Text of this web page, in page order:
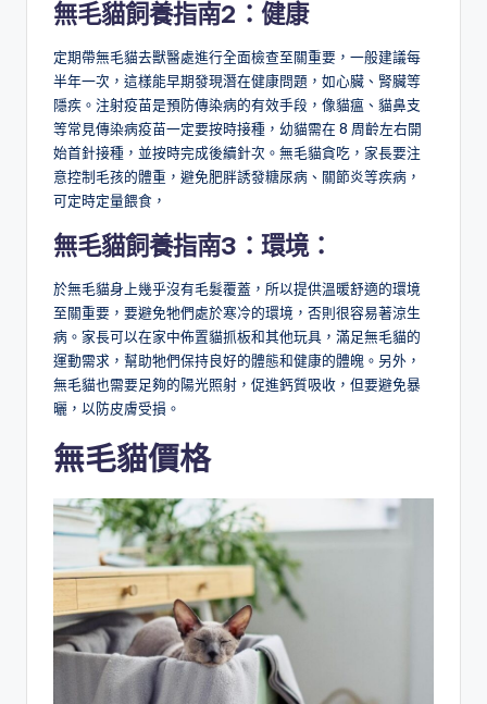
無毛貓飼養指南2： 健康
定期帶無毛貓去獸醫處進行全面檢查至關重要，一般建議每
半年一次，這樣能早期發現潛在健康問題，如心臟、腎臟等
隱疾。注射疫苗是預防傳染病的有效手段，像貓瘟、貓鼻支
等常見傳染病疫苗一定要按時接種，幼貓需在 8 周齡左右開
始首針接種，並按時完成後續針次。無毛貓貪吃，家長要注
意控制毛孩的體重，避免肥胖誘發糖尿病、關節炎等疾病，
可定時定量餵食，
無毛貓飼養指南3： 環境：
於無毛貓身上幾乎沒有毛髮覆蓋，所以提供溫暖舒適的環境
至關重要，要避免牠們處於寒冷的環境，否則很容易著涼生
病。家長可以在家中佈置貓抓板和其他玩具，滿足無毛貓的
運動需求，幫助牠們保持良好的體態和健康的體魄。另外，
無毛貓也需要足夠的陽光照射，促進鈣質吸收，但要避免暴
曬，以防皮膚受損。
無毛貓價格